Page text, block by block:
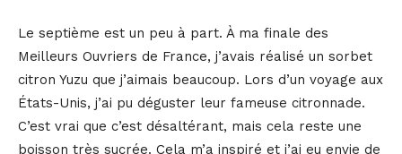
Le septième est un peu à part. À ma finale des
Meilleurs Ouvriers de France, j’avais réalisé un sorbet
citron Yuzu que j’aimais beaucoup. Lors d’un voyage aux
États-Unis, j’ai pu déguster leur fameuse citronnade.
C’est vrai que c’est désaltérant, mais cela reste une
boisson très sucrée. Cela m’a inspiré et j’ai eu envie de